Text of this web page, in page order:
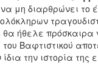
μη διαρθρώνει το
θα ήθελε πρόσκαιρα
Βαφτιστικού
την ιστορία της